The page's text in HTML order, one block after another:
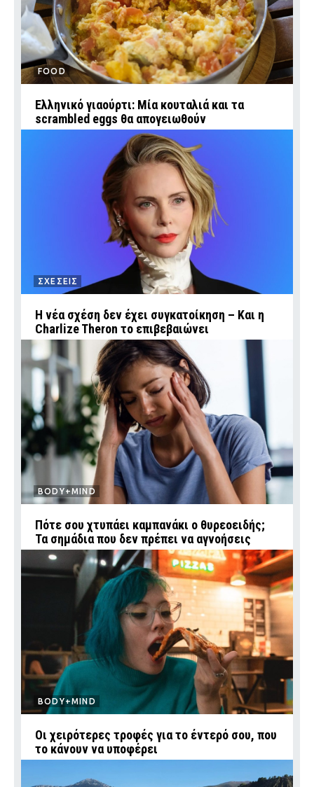
FOOD
Ελληνικό γιαούρτι: Μία κουταλιά και τα
scrambled eggs θα απογειωθούν
ΣΧΕΣΕΙΣ
Η νέα σχέση δεν έχει συγκατοίκηση – Και η
Charlize Theron το επιβεβαιώνει
BODY+MIND
Πότε σου χτυπάει καμπανάκι ο θυρεοειδής;
Τα σημάδια που δεν πρέπει να αγνοήσεις
BODY+MIND
Οι χειρότερες τροφές για το έντερό σου, που
το κάνουν να υποφέρει